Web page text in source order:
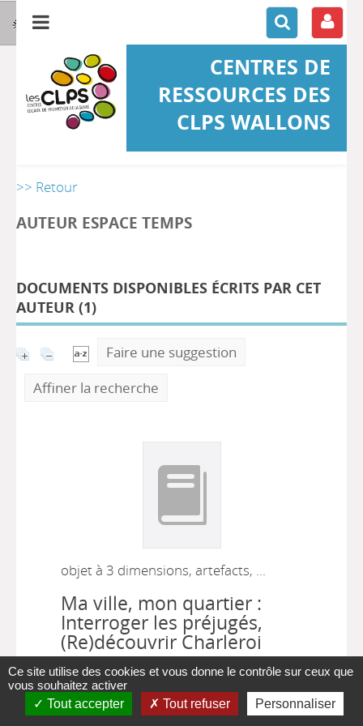
CENTRES DE
RESSOURCES DES
CLPS WALLONS
>> Retour
AUTEUR ESPACE TEMPS
DOCUMENTS DISPONIBLES ÉCRITS PAR CET
AUTEUR (1)
Faire une suggestion
Affiner la recherche
objet à 3 dimensions, artefacts, ...
Ma ville, mon quartier :
Interroger les préjugés,
(Re)découvrir Charleroi
autrement
CRIC Charleroi, Auteur ;CNAPD,
Auteur ;CLPS CT (Charleroi)
, Auteur ;
Ce site utilise des cookies et vous donne le contrôle sur ceux que
vous souhaitez activer
Tout accepter
Tout refuser Personnaliser